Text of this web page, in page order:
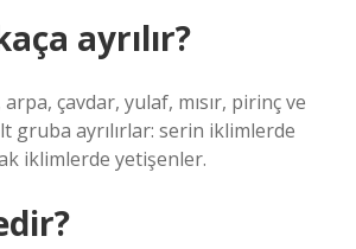
ayrılır?
çavdar, yulaf, mısır, pirinç ve
gruba ayrılırlar: serin iklimlerde
iklimlerde yetişenler.